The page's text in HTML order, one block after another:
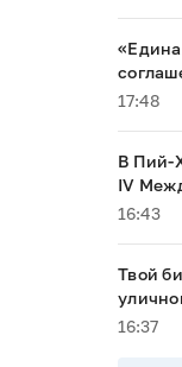
между
17:48
В Пий-
IV
форуму
16:43
Твой
16:37